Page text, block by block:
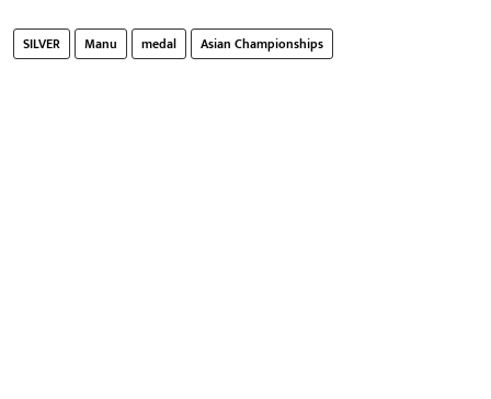
SILVER Manu medal Asian Championships